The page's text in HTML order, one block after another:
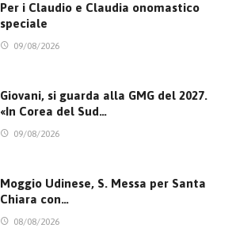
Per i Claudio e Claudia onomastico
speciale
09/08/2026
Giovani, si guarda alla GMG del 2027.
«In Corea del Sud…
09/08/2026
Moggio Udinese, S. Messa per Santa
Chiara con…
08/08/2026